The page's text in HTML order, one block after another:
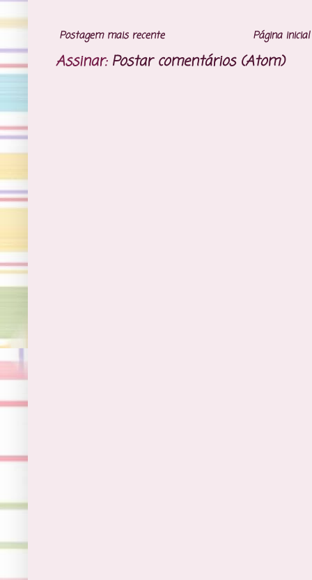
Postagem mais recente Página inicial
Assinar: Postar comentários (Atom)